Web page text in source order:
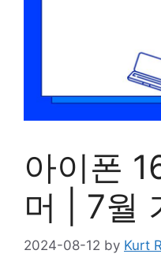
아이폰
머 | 7월
2024-08-12 by Kurt